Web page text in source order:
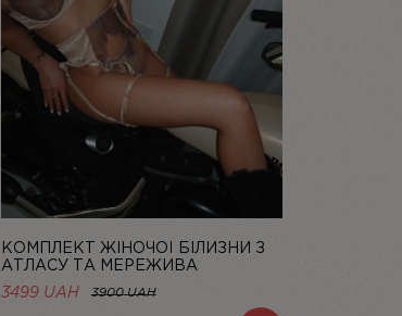
КОМПЛЕКТ ЖІНОЧОЇ БІЛИЗНИ З
АТЛАСУ ТА МЕРЕЖИВА
CHAMPAGNE | LINIYA
3499 UAH 3900 UAH